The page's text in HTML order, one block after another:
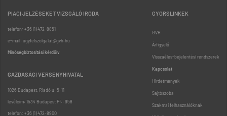
PIACI JELZÉSEKET VIZSGÁLÓ IRODA
telefon: +36 (1) 472-8851
e-mail: ugyfelszolgalat@gvh.hu
Minőségbiztosítási kérdőív
GAZDASÁGI VERSENYHIVATAL
1026 Budapest, Riadó u. 5-11.
levélcím: 1534 Budapest Pf.: 958
telefon: +36 (1) 472-8900
GYORSLINKEK
GVH
Árfigyelő
Visszaélés-bejelentési rendszerek
Kapcsolat
Hirdetmények
Sajtószoba
Szakmai felhasználóknak